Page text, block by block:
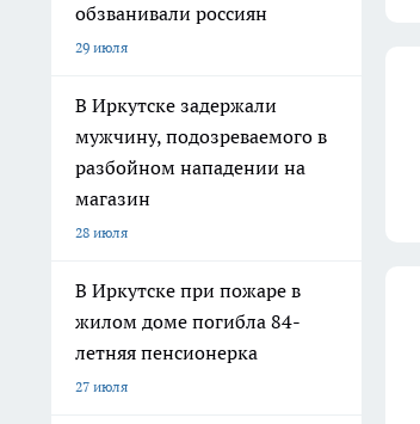
обзванивали россиян
29 июля
В Иркутске задержали
мужчину, подозреваемого в
разбойном нападении на
магазин
28 июля
В Иркутске при пожаре в
жилом доме погибла 84-
летняя пенсионерка
27 июля